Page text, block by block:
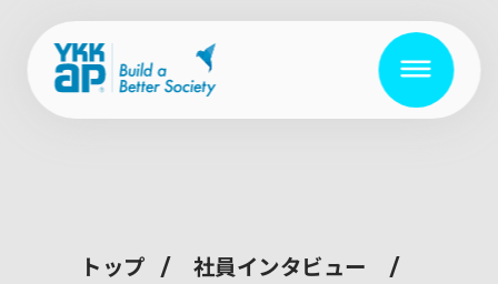
トップ
社員インタビュー